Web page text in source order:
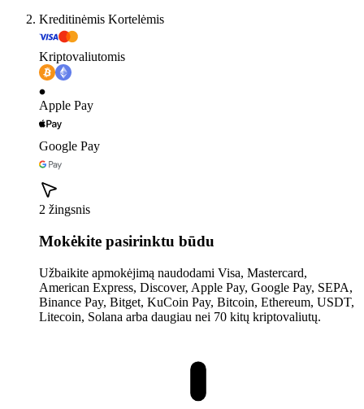
Kreditinėmis Kortelėmis
Kriptovaliutomis
Apple Pay
Google Pay
2 žingsnis
Mokėkite pasirinktu būdu
Užbaikite apmokėjimą naudodami Visa, Mastercard,
American Express, Discover, Apple Pay, Google Pay, SEPA,
Binance Pay, Bitget, KuCoin Pay, Bitcoin, Ethereum, USDT,
Litecoin, Solana arba daugiau nei 70 kitų kriptovaliutų.